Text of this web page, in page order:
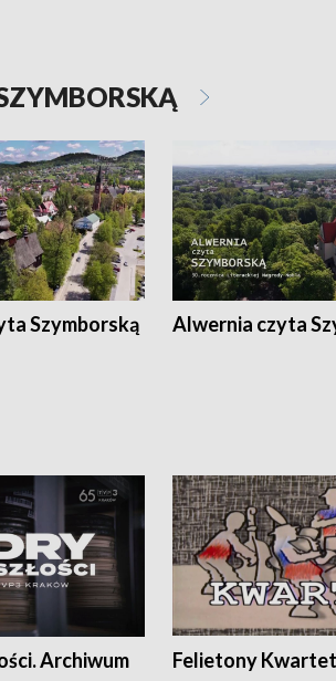
Szymborską Alwernia czyta
Archiwum
Felietony Kwartet